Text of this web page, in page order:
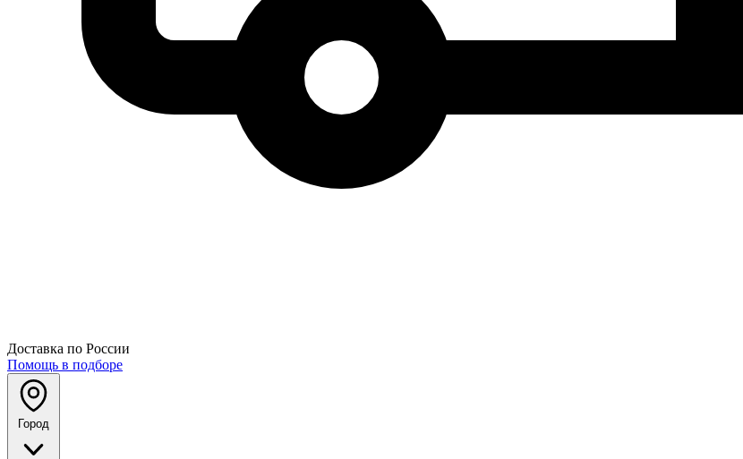
Доставка по России
Помощь в подборе
Город